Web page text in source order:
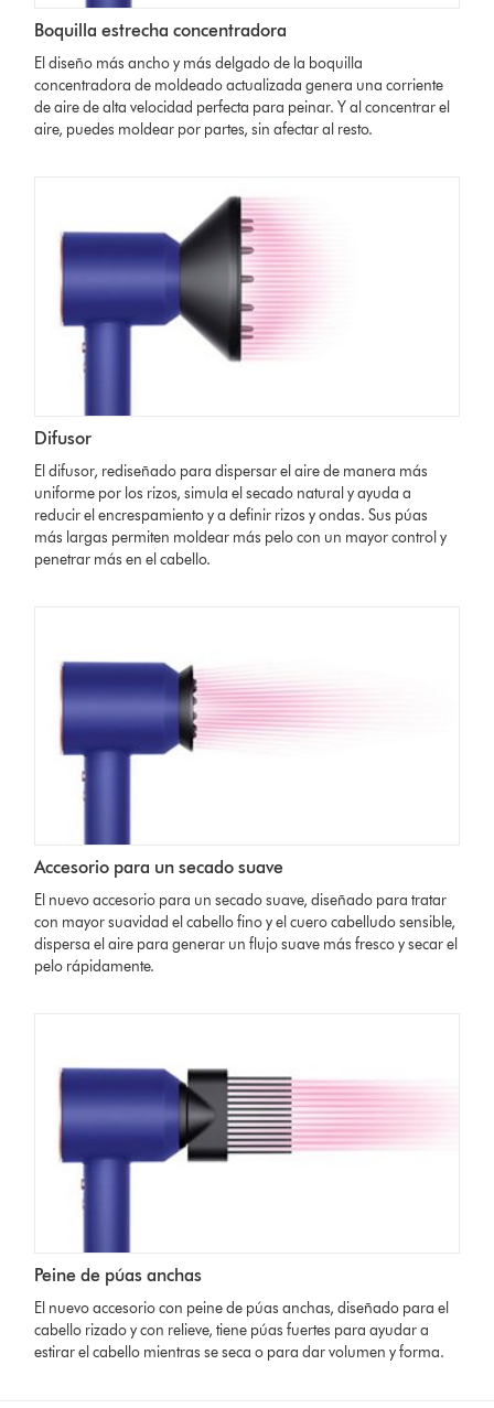
Boquilla estrecha concentradora
El diseño más ancho y más delgado de la boquilla
concentradora de moldeado actualizada genera una corriente
de aire de alta velocidad perfecta para peinar. Y al concentrar el
aire, puedes moldear por partes, sin afectar al resto.
Difusor
El difusor, rediseñado para dispersar el aire de manera más
uniforme por los rizos, simula el secado natural y ayuda a
reducir el encrespamiento y a definir rizos y ondas. Sus púas
más largas permiten moldear más pelo con un mayor control y
penetrar más en el cabello.
Accesorio para un secado suave
El nuevo accesorio para un secado suave, diseñado para tratar
con mayor suavidad el cabello fino y el cuero cabelludo sensible,
dispersa el aire para generar un flujo suave más fresco y secar el
pelo rápidamente.
Peine de púas anchas
El nuevo accesorio con peine de púas anchas, diseñado para el
cabello rizado y con relieve, tiene púas fuertes para ayudar a
estirar el cabello mientras se seca o para dar volumen y forma.